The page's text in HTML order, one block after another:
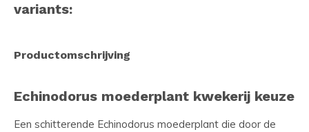
variants:
Productomschrijving
Echinodorus moederplant kwekerij keuze
Een schitterende Echinodorus moederplant die door de